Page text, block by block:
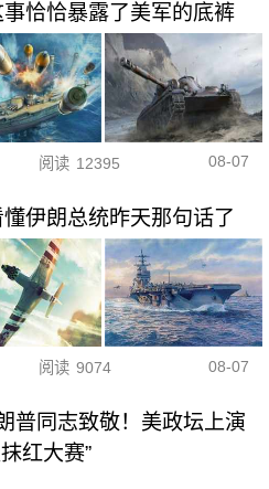
恰恰暴露了美军的底裤
阅读 12395 08-07
伊朗总统昨天那句话了
阅读 9074 08-07
普同志致敬！美政坛上演
红大赛”